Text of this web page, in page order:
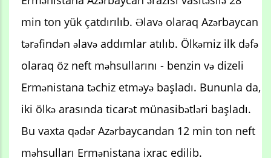
min ton yük çatdırılıb. Əlavə olaraq Azərbaycan
tərəfindən əlavə addımlar atılıb. Ölkəmiz ilk dəfə
olaraq öz neft məhsullarını - benzin və dizeli
Ermənistana təchiz etməyə başladı. Bununla da,
iki ölkə arasında ticarət münasibətləri başladı.
Bu vaxta qədər Azərbaycandan 12 min ton neft
məhsulları Ermənistana ixrac edilib.